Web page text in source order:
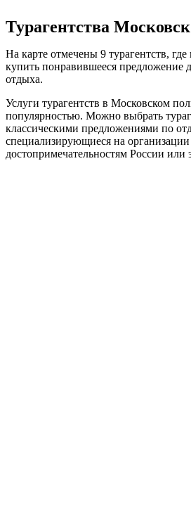
Турагентства
На карте отмечены 9 турагентств,
купить понравившееся предложение
отдыха.
Услуги турагентств в Московском
популярностью. Можно выбрать
классическими предложениями по
специализирующиеся на
достопримечательностям России